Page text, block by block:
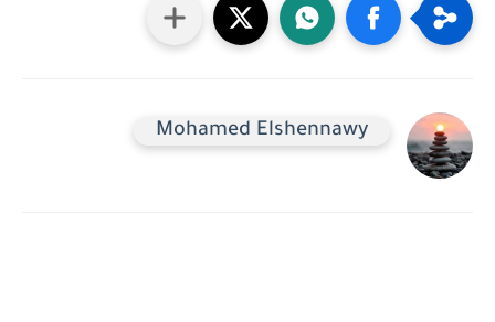
Mohamed Elshennawy